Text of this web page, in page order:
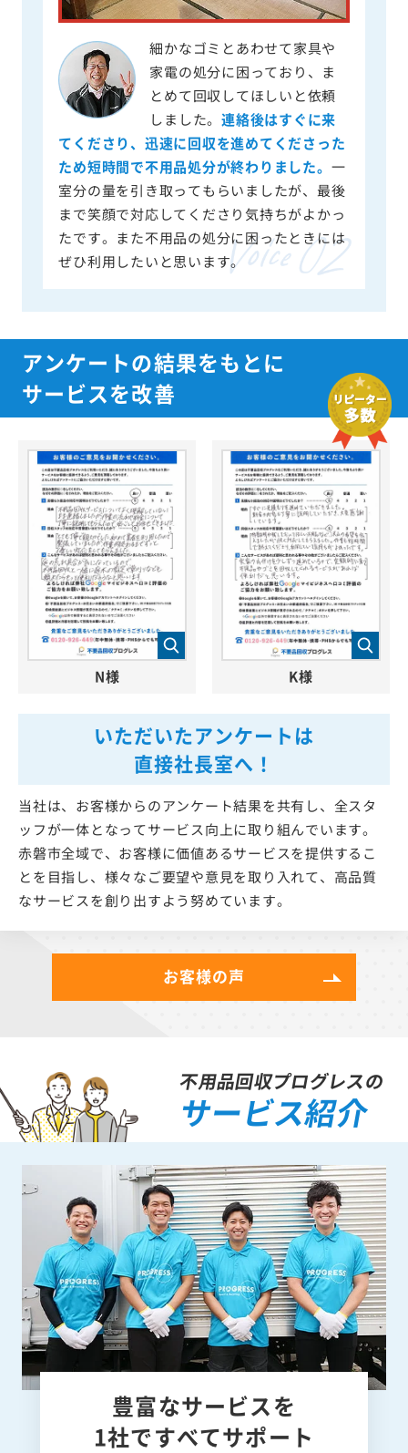
細かなゴミとあわせて家具や
家電の処分に困っており、ま
とめて回収してほしいと依頼
しました。連絡後はすぐに来
てくださり、迅速に回収を進めてくださった
ため短時間で不用品処分が終わりました。 一
室分の量を引き取ってもらいましたが、最後
まで笑顔で対応してくださり気持ちがよかっ
たです。また不用品の処分に困ったときには
ぜひ利用したいと思います。
アンケートの結果をもとに
サービスを改善
いただいたアンケートは
直接社長室へ！
当社は、お客様からのアンケート結果を共有し、全スタ
ッフが一体となってサービス向上に取り組んでいます。
赤磐市全域で、お客様に価値あるサービスを提供するこ
とを目指し、様々なご要望や意見を取り入れて、高品質
なサービスを創り出すよう努めています。
N様 K様
お客様の声
不用品回収プログレスの
サービス紹介
豊富なサービスを
1社ですべてサポート